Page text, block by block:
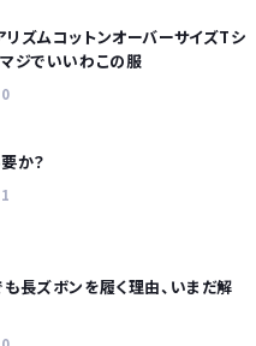
ズムコットンオーバーサイズTシ
ジでいいわこの服
0
か？
1
長ズボンを履く理由、いまだ解